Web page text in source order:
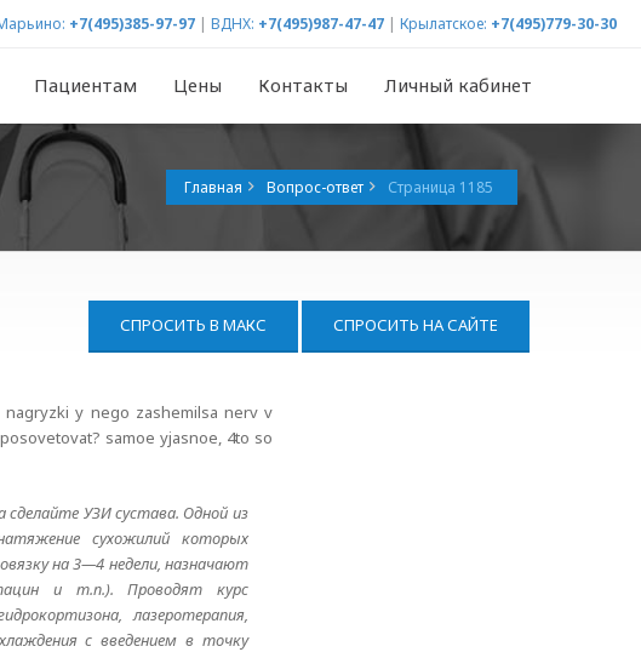
+7(495)385-97-97 | ВДНХ: +7(495)987-47-47 | Крылатское: +7(495)779-30-30
Пациентам Цены Контакты Личный кабинет
Главная Вопрос-ответ Страница 1185
СПРОСИТЬ В МАКС СПРОСИТЬ НА САЙТЕ
y nego zashemilsa nerv v
samoe yjasnoe, 4to so
УЗИ сустава. Одной из
сухожилий которых
на 3—4 недели, назначают
и т.п.). Проводят курс
лазеротерапия,
с введением в точку